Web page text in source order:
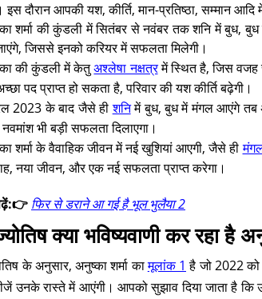
दौरान आपकी यश, कीर्ति, मान-प्रतिष्ठा, सम्मान आदि में
शर्मा की कुंडली में सितंबर से नवंबर तक शनि में
जिससे इनको करियर में सफलता मिलेगी।
की कुंडली में केतुअश्लेषा नक्षत्रमें स्थित है, जिस वजह
पद प्राप्त हो सकता है, परिवार की यश कीर्ति बढ़ेगी।
2023 के बाद जैसे हीशनिमें बुध, बुध में मंगल आएंगे तब
भी बड़ी सफलता दिलाएगा।
शर्मा के वैवाहिक जीवन में नई खुशियां आएगी, जैसे ही
नया जीवन, और एक नई सफलता प्राप्त करेगा।
फिर से डराने आ गई है भूल भुलैया 2
क्या भविष्यवाणी कर रहा है
के अनुसार, अनुष्का शर्मा कामूलांक 1 है जो 2022 को
उनके रास्ते में आएंगी। आपको सुझाव दिया जाता है कि